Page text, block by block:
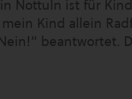
setzt sich für
es hier:
Nottuln ist für
Kind allein
beantwortet.
eigenständig